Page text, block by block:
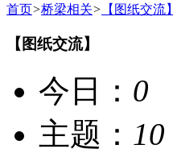
首页>桥梁相关> 【图纸交流】
【图纸交流】
今日： 0
主题： 10